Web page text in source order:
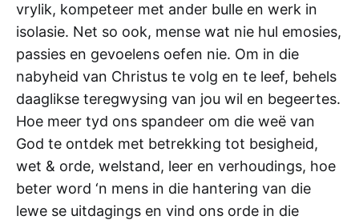
vrylik, kompeteer met ander bulle en werk in
isolasie. Net so ook, mense wat nie hul emosies,
passies en gevoelens oefen nie. Om in die
nabyheid van Christus te volg en te leef, behels
daaglikse teregwysing van jou wil en begeertes.
Hoe meer tyd ons spandeer om die weë van
God te ontdek met betrekking tot besigheid,
wet & orde, welstand, leer en verhoudings, hoe
beter word ‘n mens in die hantering van die
lewe se uitdagings en vind ons orde in die